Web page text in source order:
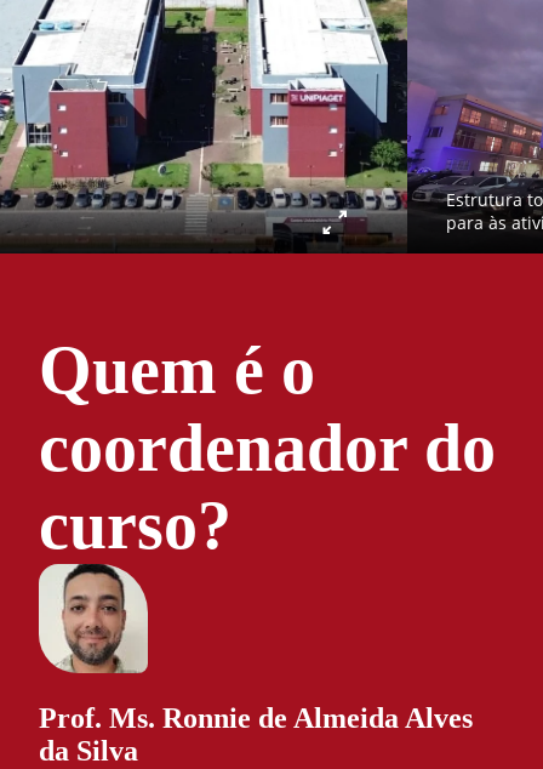
Estrutura
para às
Quem é o
coordenador do
curso?
Prof. Ms. Ronnie de Almeida Alves
da Silva